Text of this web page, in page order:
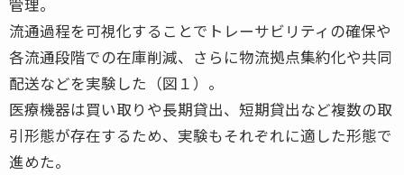
流通過程を可視化することでトレーサビリティの確保や
各流通段階での在庫削減、さらに物流拠点集約化や共同
配送などを実験した（図１）。
医療機器は買い取りや長期貸出、短期貸出など複数の取
引形態が存在するため、実験もそれぞれに適した形態で
進めた。